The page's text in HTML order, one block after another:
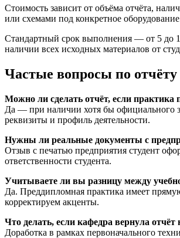
Стоимость зависит от объёма отчёта,
или схемами под конкретное
Стандартный срок выполнения — от 5 до
наличии всех исходных материалов от
Частые вопросы по
Можно ли сделать отчёт, если практика
Да — при наличии хотя бы официального
реквизиты и профиль деятельности.
Нужны ли реальные документы с
Отзыв с печатью предприятия студент
ответственности студента.
Учитываете ли вы разницу между
Да. Преддипломная практика имеет
корректируем акценты.
Что делать, если кафедра вернула отчёт
Доработка в рамках первоначального